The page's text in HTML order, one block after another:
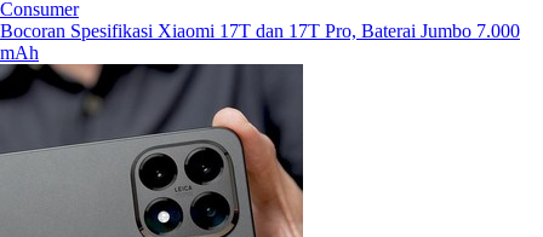
Consumer
Bocoran Spesifikasi Xiaomi 17T dan 17T Pro, Baterai Jumbo 7.000
mAh